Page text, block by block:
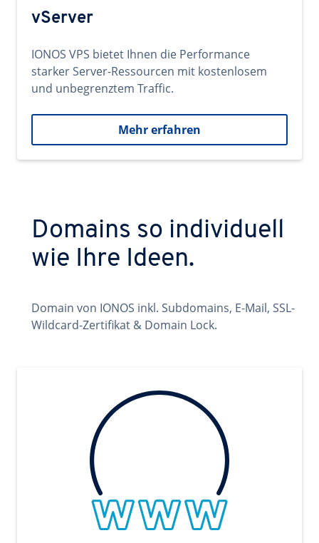
vServer
IONOS VPS bietet Ihnen die Performance
starker Server-Ressourcen mit kostenlosem
und unbegrenztem Traffic.
Mehr erfahren
Domains so individuell
wie Ihre Ideen.
Domain von IONOS inkl. Subdomains, E-Mail, SSL-
Wildcard-Zertifikat & Domain Lock.